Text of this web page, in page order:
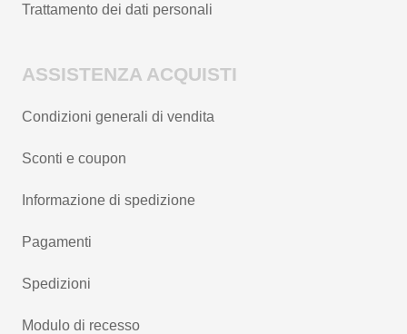
Trattamento dei dati personali
ASSISTENZA ACQUISTI
Condizioni generali di vendita
Sconti e coupon
Informazione di spedizione
Pagamenti
Spedizioni
Modulo di recesso